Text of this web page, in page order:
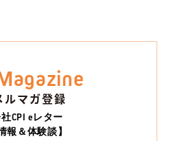
ルマガ登録
CPI eレター
報＆体験談】